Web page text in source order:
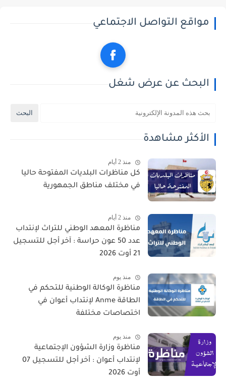
مواقع التواصل الاجتماعي
البحث عن عرض شغل
الأكثر مشاهدة
منذ 2 أيام
كل مناظرات البلديات المفتوحة حاليا
في مختلف مناطق الجمهورية
منذ 2 أيام
مناظرة المعهد الوطني للتراث لإنتداب
عدد 50 عون حراسة : آخر أجل للتسجيل
21 أوت 2026
منذ يوم
مناظرة الوكالة الوطنية للتحكم في
الطاقة Anme لإنتداب أعوان في
اختصاصات مختلفة
منذ يوم
مناظرة وزارة الشؤون الإجتماعية
لإنتداب أعوان : أخر أجل للتسجيل 07
أوت 2026